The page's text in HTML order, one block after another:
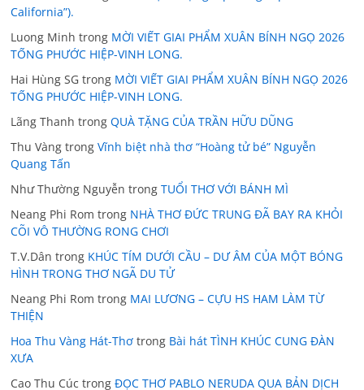
California”).
Luong Minh trong MỜI VIẾT GIAI PHẨM XUÂN BÍNH NGỌ 2026
TỐNG PHƯỚC HIỆP-VINH LONG.
Hai Hùng SG trong MỜI VIẾT GIAI PHẨM XUÂN BÍNH NGỌ 2026
TỐNG PHƯỚC HIỆP-VINH LONG.
Lãng Thanh trongQUÀ TẶNG CỦA TRẦN HỮU DŨNG
Thu Vàng trongVĩnh biệt nhà thơ “Hoàng tử bé” Nguyễn
Quang Tấn
Như Thường Nguyễn trongTUỔI THƠ VỚI BÁNH MÌ
Neang Phi Rom trong NHÀ THƠ ĐỨC TRUNG ĐÃ BAY RA KHỎI
CÕI VÔ THƯỜNG RONG CHƠI
T.V.Dân trong KHÚC TÍM DƯỚI CẦU – DƯ ÂM CỦA MỘT BÓNG
HÌNH TRONG THƠ NGÃ DU TỬ
Neang Phi Rom trong MAI LƯƠNG – CỰU HS HAM LÀM TỪ
THIỆN
Hoa Thu Vàng Hát-Thơ trong Bài hát TÌNH KHÚC CUNG ĐÀN
XƯA
Cao Thu Cúc trongĐỌC THƠ PABLO NERUDA QUA BẢN DỊCH